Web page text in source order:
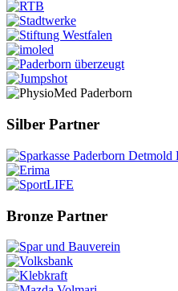
Silber Partner
Bronze Partner